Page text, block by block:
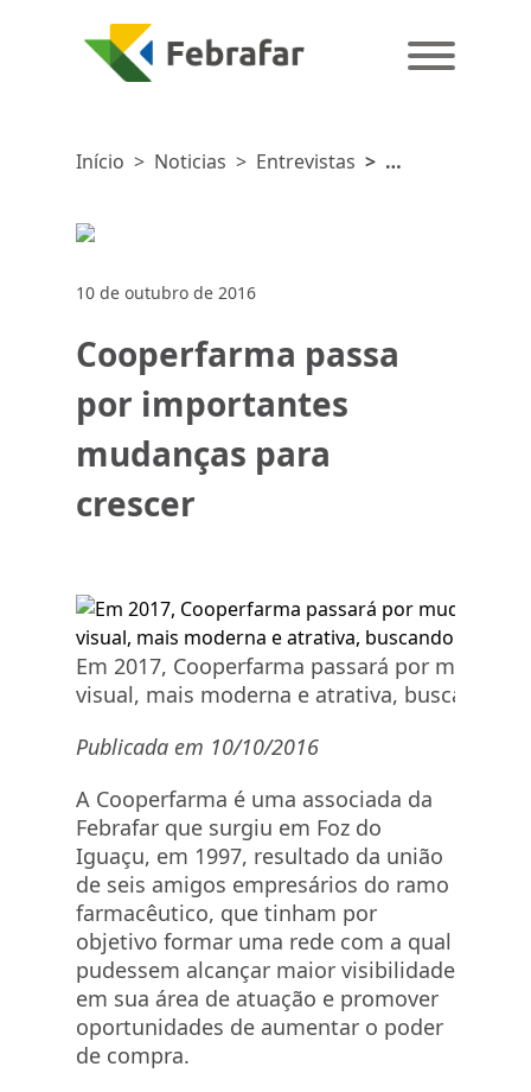
Início > Noticias > Entrevistas >
10 de outubro de 2016
Cooperfarma passa
por importantes
mudanças para
crescer
Em 2017, Cooperfarma passará por
visual, mais moderna e atrativa, buscando
Publicada em 10/10/2016
A Cooperfarma é uma associada da
Febrafar que surgiu em Foz do
Iguaçu, em 1997, resultado da união
de seis amigos empresários do ramo
farmacêutico, que tinham por
objetivo formar uma rede com a qual
pudessem alcançar maior visibilidade
em sua área de atuação e promover
oportunidades de aumentar o poder
de compra.